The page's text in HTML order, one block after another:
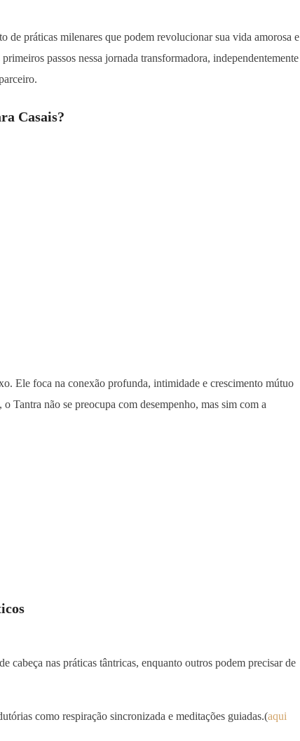
de práticas milenares que podem revolucionar sua vida amorosa e
passos nessa jornada transformadora, independentemente
Casais?
Ele foca na conexão profunda, intimidade e crescimento mútuo
Tantra não se preocupa com desempenho, mas sim com a
cabeça nas práticas tântricas, enquanto outros podem precisar de
como respiração sincronizada e meditações guiadas.(aqui